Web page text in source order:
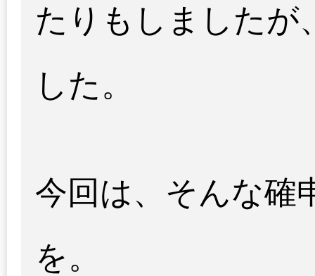
たりもしましたが
した。
今回は、そんな確
を。